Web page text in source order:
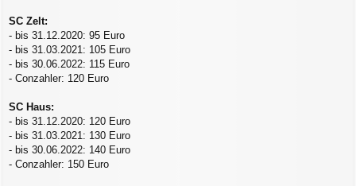
SC Zelt:
- bis 31.12.2020: 95 Euro
- bis 31.03.2021: 105 Euro
- bis 30.06.2022: 115 Euro
- Conzahler: 120 Euro
SC Haus:
- bis 31.12.2020: 120 Euro
- bis 31.03.2021: 130 Euro
- bis 30.06.2022: 140 Euro
- Conzahler: 150 Euro